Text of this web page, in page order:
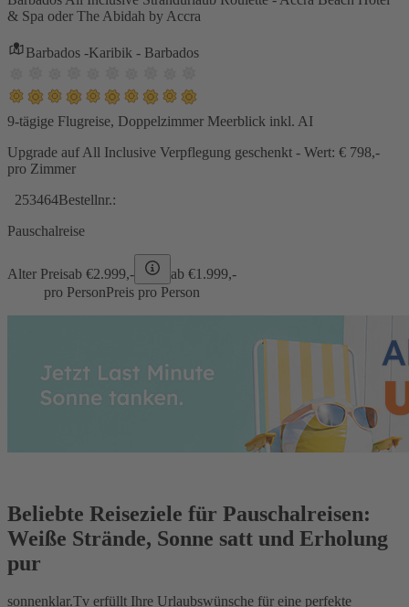
& Spa oder The Abidah by Accra
Barbados -Karibik - Barbados
9-tägige Flugreise, Doppelzimmer Meerblick inkl. AI
Upgrade auf All Inclusive Verpflegung geschenkt - Wert: € 798,-
pro Zimmer
253464Bestellnr.:
Pauschalreise
Alter Preisab €2.999,- ab €1.999,-
pro PersonPreis pro Person
Beliebte Reiseziele für Pauschalreisen:
Weiße Strände, Sonne satt und Erholung
pur
sonnenklar.Tv erfüllt Ihre Urlaubswünsche für eine perfekte